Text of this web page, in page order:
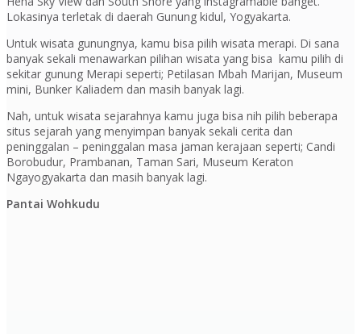
Lokasinya terletak di daerah Gunung kidul, Yogyakarta.
Untuk wisata gunungnya, kamu bisa pilih wisata merapi. Di sana
banyak sekali menawarkan pilihan wisata yang bisa kamu pilih di
sekitar gunung Merapi seperti; Petilasan Mbah Marijan, Museum
mini, Bunker Kaliadem dan masih banyak lagi.
Nah, untuk wisata sejarahnya kamu juga bisa nih pilih beberapa
situs sejarah yang menyimpan banyak sekali cerita dan
peninggalan – peninggalan masa jaman kerajaan seperti; Candi
Borobudur, Prambanan, Taman Sari, Museum Keraton
Ngayogyakarta dan masih banyak lagi.
Pantai Wohkudu